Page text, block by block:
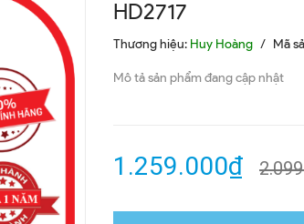
HD2717
Thương hiệu: Huy Hoàng / Mã
Mô tả sản phẩm đang cập nhật
1.259.000₫